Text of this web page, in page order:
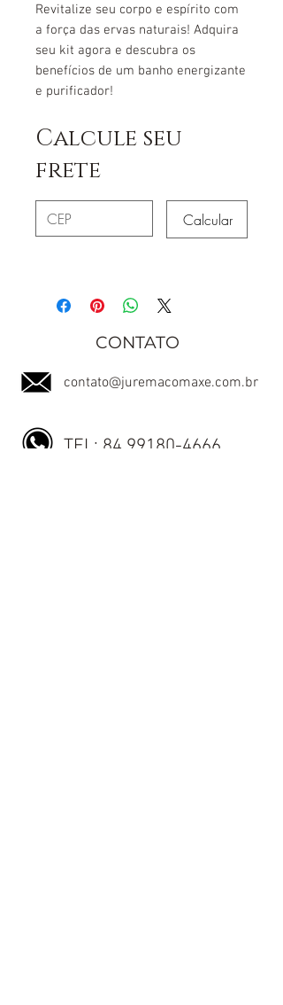
Revitalize seu corpo e espírito com
a força das ervas naturais! Adquira
seu kit agora e descubra os
benefícios de um banho energizante
e purificador!
Calcule seu
frete
Calcular
CONTATO
contato@juremacomaxe.com.br
TEL: 84 99180-4666